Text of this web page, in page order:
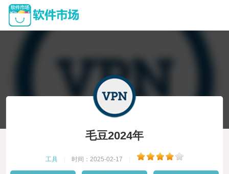
毛豆2024年
工具 时间：2025-02-17